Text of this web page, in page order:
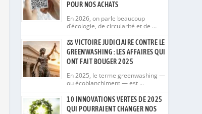
POUR NOS ACHATS
En 2026, on parle beaucoup
d’écologie, de circularité et de …
⚖️ VICTOIRE JUDICIAIRE CONTRE LE
GREENWASHING : LES AFFAIRES QUI
ONT FAIT BOUGER 2025
En 2025, le terme greenwashing —
ou écoblanchiment — est …
10 INNOVATIONS VERTES DE 2025
QUI POURRAIENT CHANGER NOS